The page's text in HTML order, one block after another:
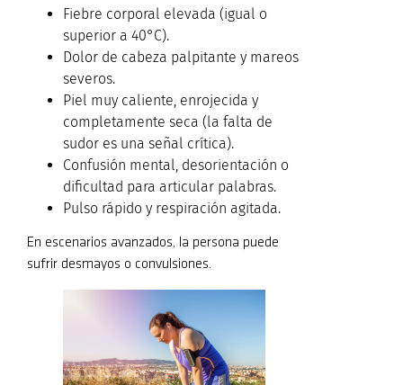
Fiebre corporal elevada (igual o
superior a 40°C).
Dolor de cabeza palpitante y mareos
severos.
Piel muy caliente, enrojecida y
completamente seca (la falta de
sudor es una señal crítica).
Confusión mental, desorientación o
dificultad para articular palabras.
Pulso rápido y respiración agitada.
En escenarios avanzados, la persona puede
sufrir desmayos o convulsiones.